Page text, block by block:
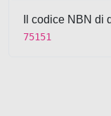
Il codice NBN di
75151